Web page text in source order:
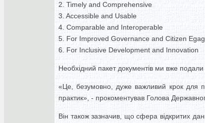
2. Timely and Comprehensive
3. Accessible and Usable
4. Comparable and Interoperable
5. For Improved Governance and Citizen
6. For Inclusive Development and Innovation
Необхідний пакет документів ми вже подали
«Це, безумовно, дуже важливий крок для
практик», - прокоментував Голова
Він також зазначив, що сфера відкритих